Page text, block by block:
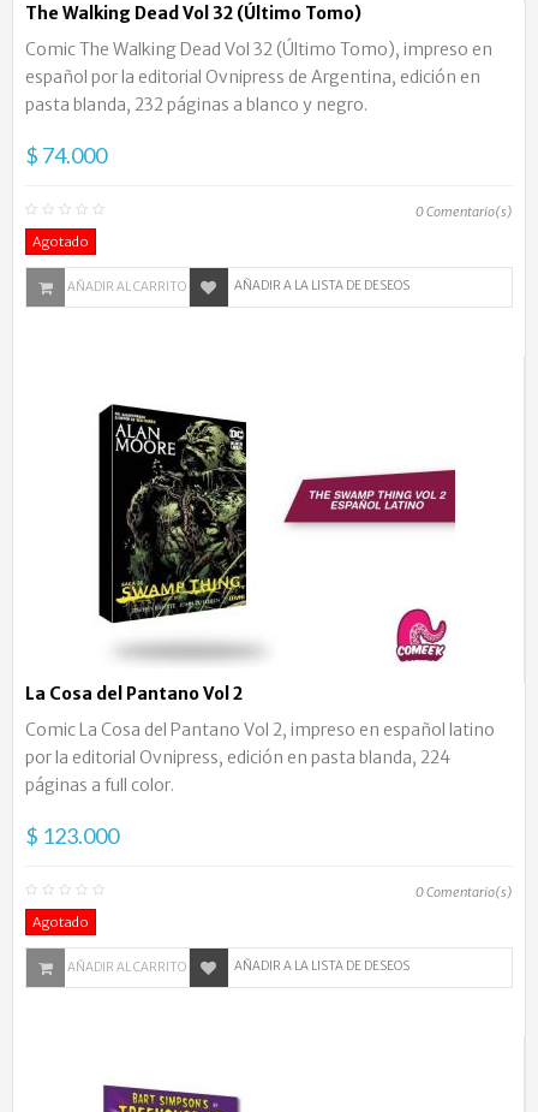
The Walking Dead Vol 32 (Último Tomo)
Comic The Walking Dead Vol 32 (Último Tomo), impreso en
español por la editorial Ovnipress de Argentina, edición en
pasta blanda, 232 páginas a blanco y negro.
$ 74.000
0Comentario(s)
Agotado
AÑADIR AL CARRITO AÑADIR A LA LISTA DE DESEOS
La Cosa del Pantano Vol 2
Comic La Cosa del Pantano Vol 2, impreso en español latino
por la editorial Ovnipress, edición en pasta blanda, 224
páginas a full color.
$ 123.000
0Comentario(s)
Agotado
AÑADIR AL CARRITO AÑADIR A LA LISTA DE DESEOS